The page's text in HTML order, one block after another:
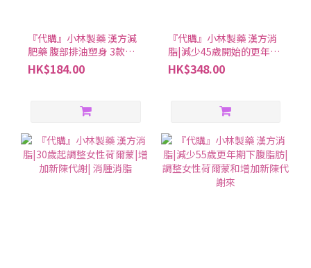
『代購』小林製藥 漢方減
肥藥 腹部排油塑身 3款可
選
HK$184.00
『代購』小林製藥 漢方消
脂|減少45歲開始的更年期
脂肪|調整女性荷爾蒙和增
加新陳代謝來
HK$348.00